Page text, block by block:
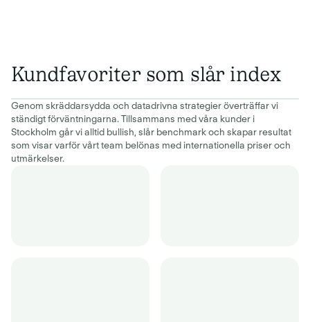
Kundfavoriter som slår index
Genom skräddarsydda och datadrivna strategier överträffar vi
ständigt förväntningarna. Tillsammans med våra kunder i
Stockholm går vi alltid bullish, slår benchmark och skapar resultat
som visar varför vårt team belönas med internationella priser och
utmärkelser.